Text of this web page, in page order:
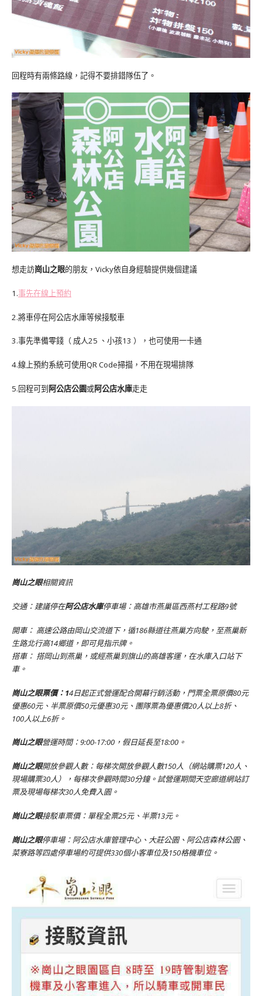
回程時有兩條路線，記得不要排錯隊伍了。
想走訪崗山之眼的朋友，Vicky依自身經驗提供幾個建議
1.事先在線上預約
2.將車停在阿公店水庫等候接駁車
3.事先準備零錢（ 成人25 、小孩13 ），也可使用一卡通
4.線上預約系統可使用QR Code掃描，不用在現場排隊
5.回程可到阿公店公園或阿公店水庫走走
崗山之眼相關資訊
交通：建議停在阿公店水庫停車場：高雄市燕巢區西燕村工程路9號
開車： 高速公路由岡山交流道下，循186縣道往燕巢方向駛，至燕巢新
生路北行高14鄉道，即可見指示牌。
搭車： 搭岡山到燕巢，或經燕巢到旗山的高雄客運，在水庫入口站下
車。
崗山之眼票價：14日起正式營運配合開幕行銷活動，門票全票原價80元
優惠60元、半票原價50元優惠30元、團隊票為優惠價20人以上8折、
100人以上6折。
崗山之眼營運時間：9:00-17:00，假日延長至18:00。
崗山之眼開放參觀人數：每梯次開放參觀人數150人（網站購票120人、
現場購票30人），每梯次參觀時間30分鐘。試營運期間天空廊道網站訂
票及現場每梯次30人免費入園。
崗山之眼接駁車票價：單程全票25元、半票13元。
崗山之眼停車場：阿公店水庫管理中心、大莊公園、阿公店森林公園、
菜寮路等四處停車場約可提供330個小客車位及150格機車位。